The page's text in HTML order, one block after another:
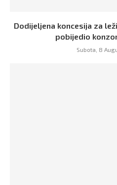
Dodijeljena koncesija za
pobijedio
Subota, 8